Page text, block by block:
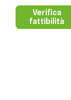
Verifica
fattibilità